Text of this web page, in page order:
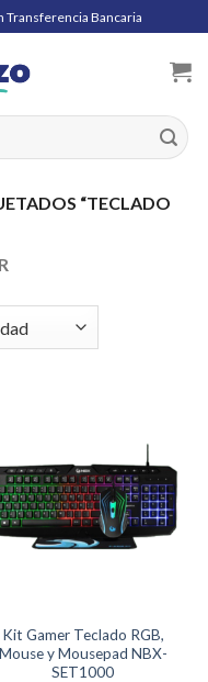
Transferencia Bancaria
“TECLADO
Kit Gamer Teclado RGB,
Mouse y Mousepad NBX-
SET1000